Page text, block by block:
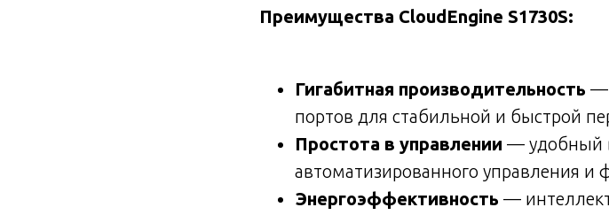
Преимущества CloudEngine S1730S:
Гигабитная производительность —
портов для стабильной и быстрой
Простота в управлении — удобный
автоматизированного управления и
Энергоэффективность —